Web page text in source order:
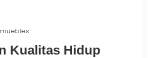
Kualitas Hidup